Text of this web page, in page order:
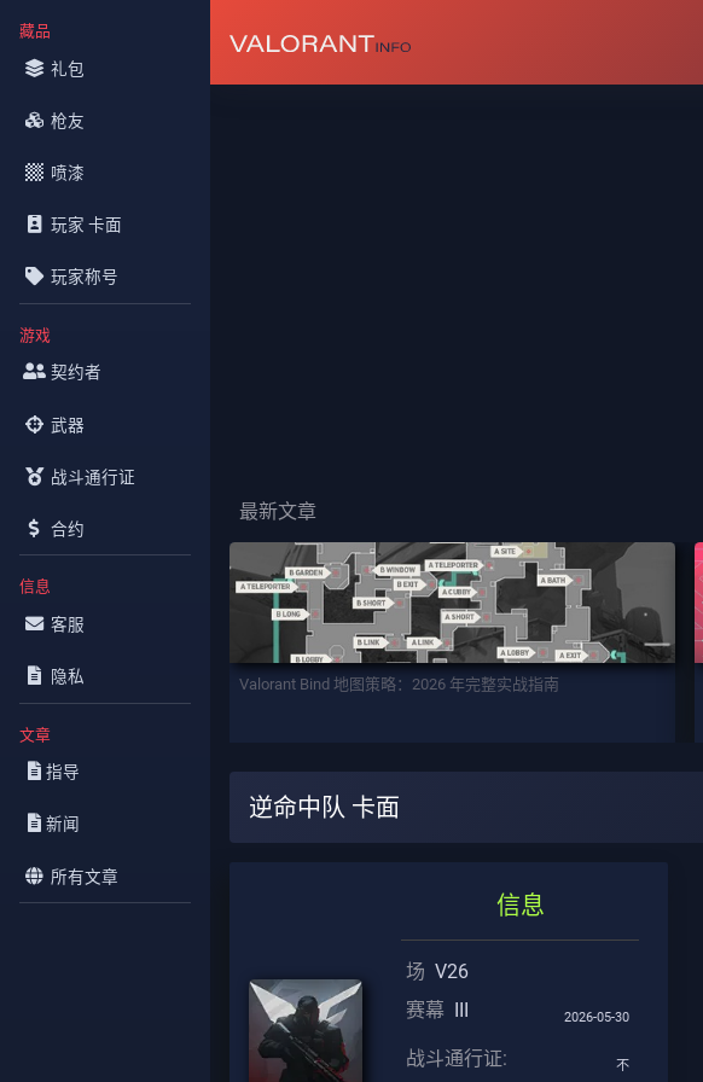
藏品
礼包
枪友
喷漆
玩家 卡面
玩家称号
游戏
契约者
武器
战斗通行证
合约
信息
客服
隐私
文章
指导
新闻
所有文章
最新文章
Valorant Bind 地图策略：2026 年完整实战指南
逆命中队 卡面
信息
场 V26
赛幕 III 2026-05-30
战斗通行证: 不